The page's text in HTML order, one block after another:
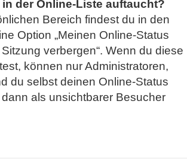
der Online-Liste auftaucht?
Bereich findest du in den
Option „Meinen Online-Status
verbergen“. Wenn du diese
können nur Administratoren,
du selbst deinen Online-Status
als unsichtbarer Besucher